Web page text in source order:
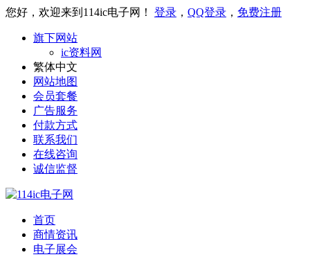
您好，欢迎来到114ic电子网！ 登录 ， QQ登录 ， 免费注册
旗下网站
ic资料网
繁体中文
网站地图
会员套餐
广告服务
付款方式
联系我们
在线咨询
诚信监督
首页
商情资讯
电子展会